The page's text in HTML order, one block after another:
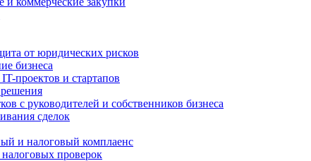
от юридических рисков
бизнеса
проектов и стартапов
с руководителей и собственников бизнеса
сделок
и налоговый комплаенс
проверок